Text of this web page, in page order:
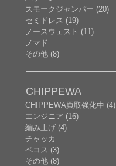
スモークジャンパー (20)
セミドレス (19)
ノースウェスト (11)
ノマド
その他 (8)
CHIPPEWA
CHIPPEWA買取強化中 (4)
エンジニア (16)
編み上げ (4)
チャッカ
ペコス (3)
その他 (8)